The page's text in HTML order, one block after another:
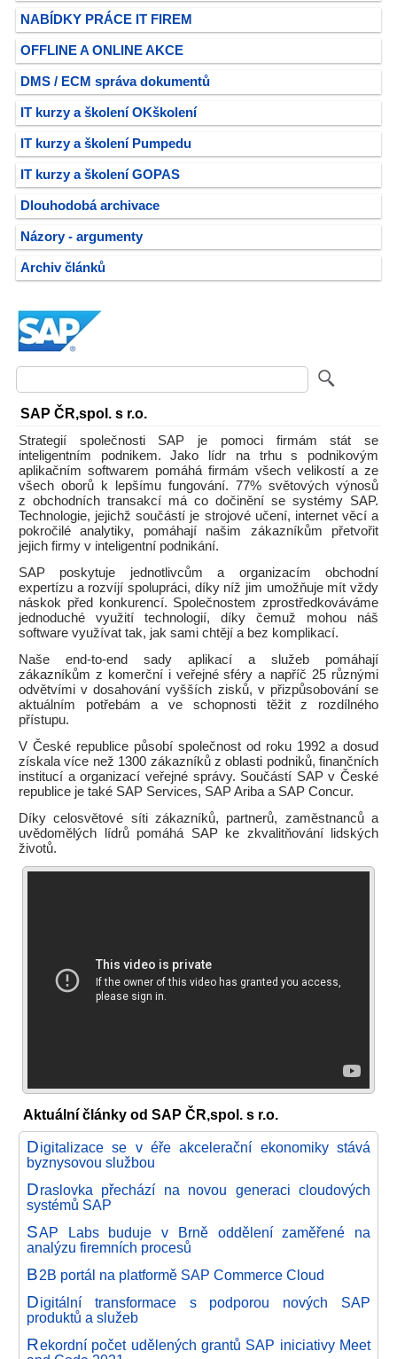
NABÍDKY PRÁCE IT FIREM
OFFLINE A ONLINE AKCE
DMS / ECM správa dokumentů
IT kurzy a školení OKškolení
IT kurzy a školení Pumpedu
IT kurzy a školení GOPAS
Dlouhodobá archivace
Názory - argumenty
Archiv článků
SAP ČR,spol. s r.o.
Strategií společnosti SAP je pomoci firmám stát se
inteligentním podnikem. Jako lídr na trhu s podnikovým
aplikačním softwarem pomáhá firmám všech velikostí a ze
všech oborů k lepšímu fungování. 77% světových výnosů
z obchodních transakcí má co dočinění se systémy SAP.
Technologie, jejichž součástí je strojové učení, internet věcí a
pokročilé analytiky, pomáhají našim zákazníkům přetvořit
jejich firmy v inteligentní podnikání.
SAP poskytuje jednotlivcům a organizacím obchodní
expertízu a rozvíjí spolupráci, díky níž jim umožňuje mít vždy
náskok před konkurencí. Společnostem zprostředkováváme
jednoduché využití technologií, díky čemuž mohou náš
software využívat tak, jak sami chtějí a bez komplikací.
Naše end-to-end sady aplikací a služeb pomáhají
zákazníkům z komerční i veřejné sféry a napříč 25 různými
odvětvími v dosahování vyšších zisků, v přizpůsobování se
aktuálním potřebám a ve schopnosti těžit z rozdílného
přístupu.
V České republice působí společnost od roku 1992 a dosud
získala více než 1300 zákazníků z oblasti podniků, finančních
institucí a organizací veřejné správy. Součástí SAP v České
republice je také SAP Services, SAP Ariba a SAP Concur.
Díky celosvětové síti zákazníků, partnerů, zaměstnanců a
uvědomělých lídrů pomáhá SAP ke zkvalitňování lidských
životů.
Aktuální články od SAP ČR,spol. s r.o.
Digitalizace se v éře akcelerační ekonomiky stává
byznysovou službou
Draslovka přechází na novou generaci cloudových
systémů SAP
SAP Labs buduje v Brně oddělení zaměřené na
analýzu firemních procesů
B2B portál na platformě SAP Commerce Cloud
Digitální transformace s podporou nových SAP
produktů a služeb
Rekordní počet udělených grantů SAP iniciativy Meet